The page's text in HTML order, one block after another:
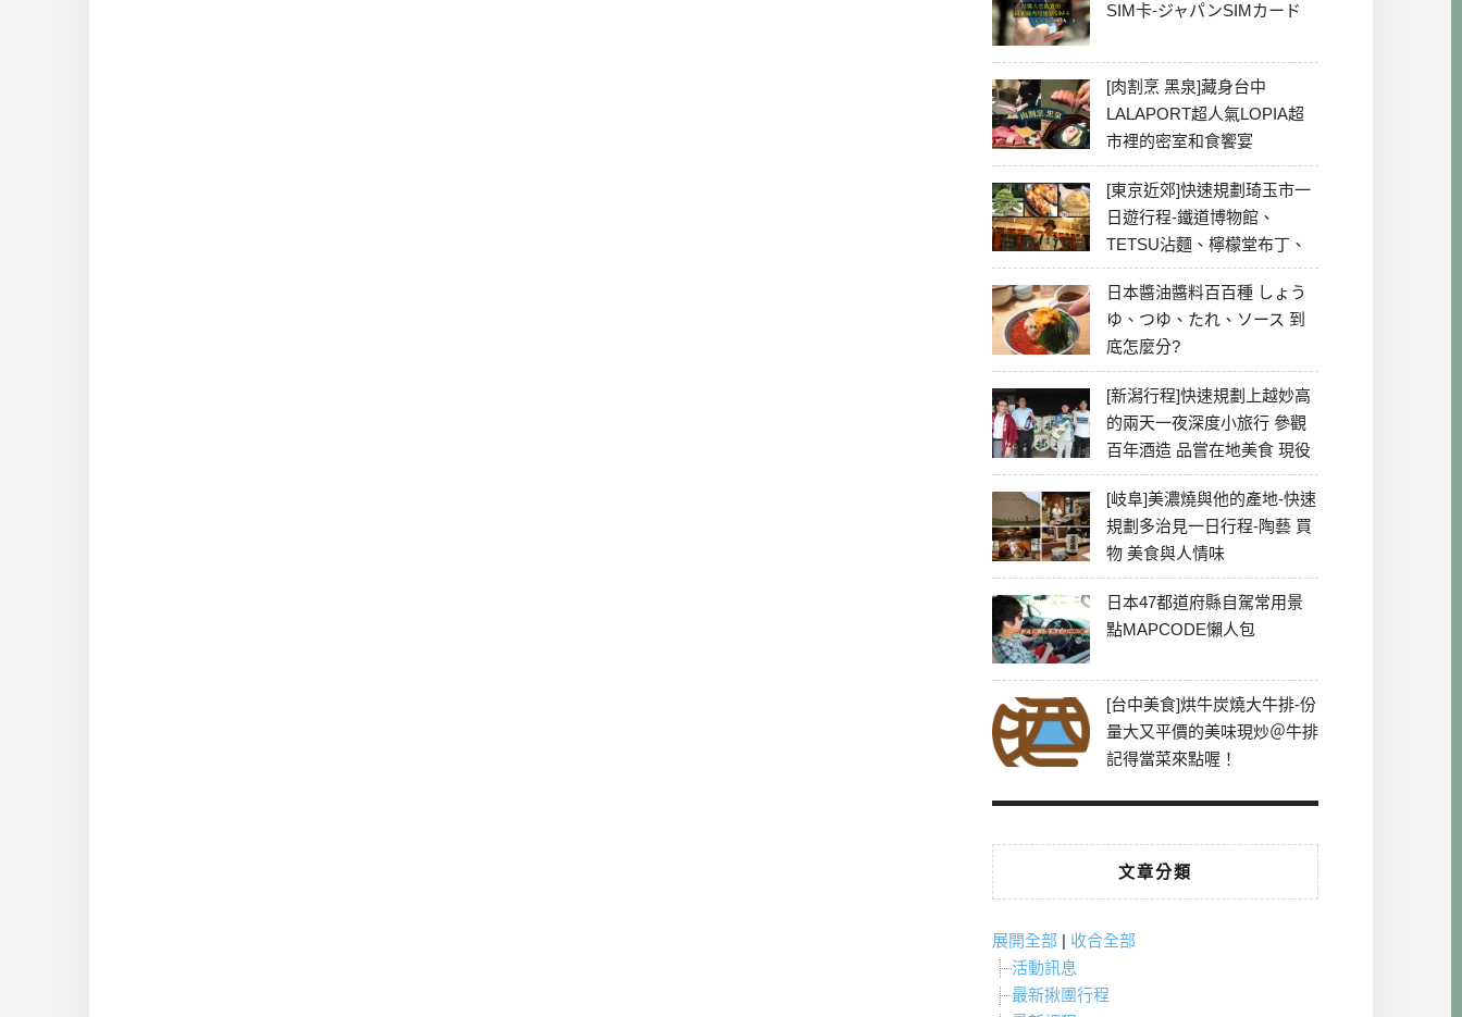
SIM卡-ジャパンSIMカード
[肉割烹 黑泉]藏身台中
LALAPORT超人氣LOPIA超
市裡的密室和食饗宴
[東京近郊]快速規劃琦玉市一
日遊行程-鐵道博物館、
TETSU沾麵、檸檬堂布丁、
冰川神社、美食彙整
日本醬油醬料百百種 しょう
ゆ、つゆ、たれ、ソース 到
底怎麼分?
[新潟行程]快速規劃上越妙高
的兩天一夜深度小旅行 參觀
百年酒造 品嘗在地美食 現役
最老牌電影院
[岐阜]美濃燒與他的產地-快速
規劃多治見一日行程-陶藝 買
物 美食與人情味
日本47都道府縣自駕常用景
點MAPCODE懶人包
[台中美食]烘牛炭燒大牛排-份
量大又平價的美味現炒＠牛排
記得當菜來點喔！
文章分類
展開全部 | 收合全部
活動訊息
最新揪團行程